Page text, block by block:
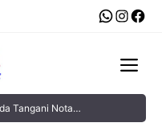
Tangani Nota